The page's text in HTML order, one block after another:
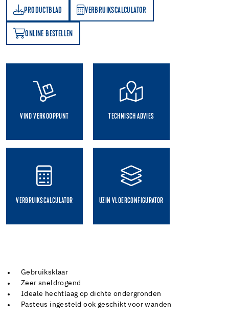
PRODUCTBLAD VERBRUIKSCALCULATOR
VERBRUIKSCALCULATOR
ONLINE BESTELLEN
VIND VERKOOPPUNT TECHNISCH ADVIES
VERBRUIKSCALCULATOR UZIN VLOERCONFIGURATOR
Gebruiksklaar
Zeer sneldrogend
Ideale hechtlaag op dichte ondergronden
Pasteus ingesteld ook geschikt voor wanden